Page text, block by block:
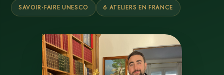
SAVOIR-FAIRE UNESCO 6 ATELIERS EN FRANCE